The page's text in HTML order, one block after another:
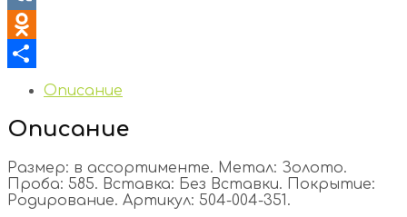
VK
Odnoklassniki
Отправить
Описание
Описание
Размер: в ассортименте. Метал: Золото.
Проба: 585. Вставка: Без Вставки. Покрытие:
Родирование. Артикул: 504-004-351.